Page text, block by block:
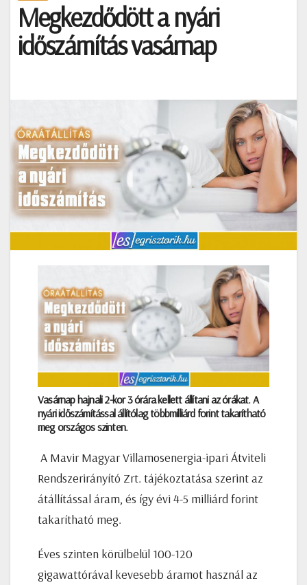
Megkezdődött a nyári
időszámítás vasárnap
Vasárnap hajnali 2-kor 3 órára kellett állítani az órákat. A
nyári időszámítással állítólag többmilliárd forint takarítható
meg országos szinten.
A Mavir Magyar Villamosenergia-ipari Átviteli
Rendszerirányító Zrt. tájékoztatása szerint az
átállítással áram, és így évi 4-5 milliárd forint
takarítható meg.
Éves szinten körülbelül 100-120
gigawattórával kevesebb áramot használ az